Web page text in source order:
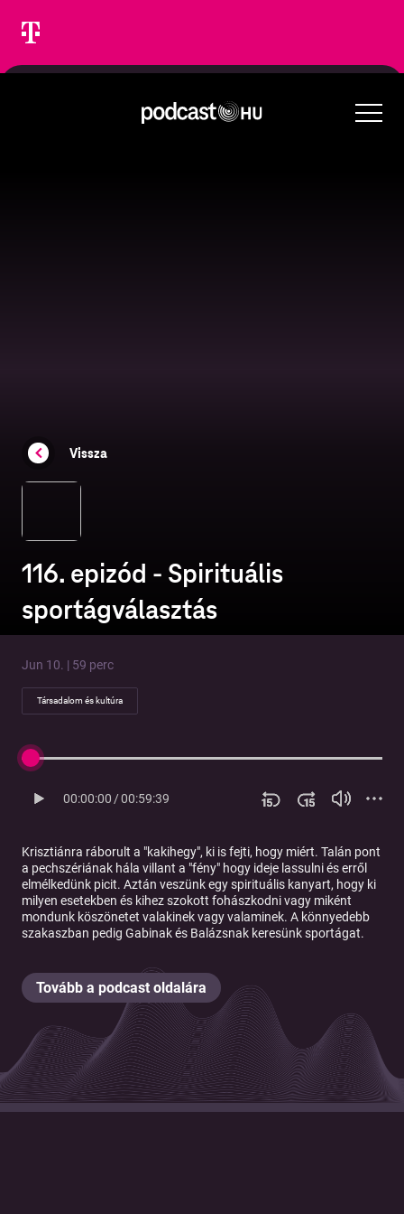
Vissza
116. epizód - Spirituális
sportágválasztás
Jun 10. | 59 perc
Társadalom és kultúra
00:00:00/00:59:39
Krisztiánra ráborult a "kakihegy", ki is fejti, hogy miért. Talán pont
a pechszériának hála villant a "fény" hogy ideje lassulni és erről
elmélkedünk picit. Aztán veszünk egy spirituális kanyart, hogy ki
milyen esetekben és kihez szokott fohászkodni vagy miként
mondunk köszönetet valakinek vagy valaminek. A könnyedebb
szakaszban pedig Gabinak és Balázsnak keresünk sportágat.
Tovább a podcast oldalára